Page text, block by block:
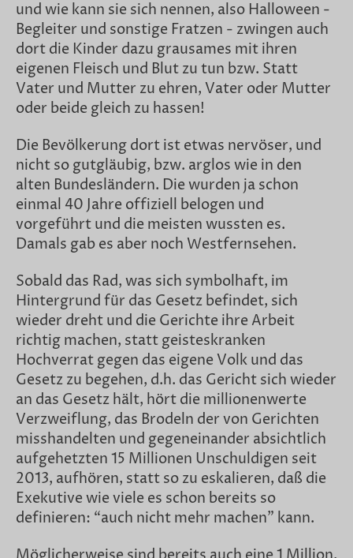
und wie kann sie sich nennen, also Halloween -
Begleiter und sonstige Fratzen - zwingen auch
dort die Kinder dazu grausames mit ihren
eigenen Fleisch und Blut zu tun bzw. Statt
Vater und Mutter zu ehren, Vater oder Mutter
oder beide gleich zu hassen!
Die Bevölkerung dort ist etwas nervöser, und
nicht so gutgläubig, bzw. arglos wie in den
alten Bundesländern. Die wurden ja schon
einmal 40 Jahre offiziell belogen und
vorgeführt und die meisten wussten es.
Damals gab es aber noch Westfernsehen.
Sobald das Rad, was sich symbolhaft, im
Hintergrund für das Gesetz befindet, sich
wieder dreht und die Gerichte ihre Arbeit
richtig machen, statt geisteskranken
Hochverrat gegen das eigene Volk und das
Gesetz zu begehen, d.h. das Gericht sich wieder
an das Gesetz hält, hört die millionenwerte
Verzweiflung, das Brodeln der von Gerichten
misshandelten und gegeneinander absichtlich
aufgehetzten 15 Millionen Unschuldigen seit
2013, aufhören, statt so zu eskalieren, daß die
Exekutive wie viele es schon bereits so
definieren: “auch nicht mehr machen” kann.